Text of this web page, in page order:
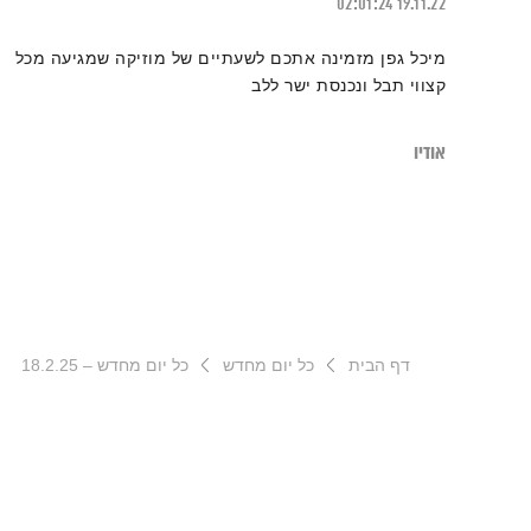
19.11.22
02:01:24
מיכל גפן מזמינה אתכם לשעתיים של מוזיקה שמגיעה מכל
קצווי תבל ונכנסת ישר ללב
אודיו
דף הבית כל יום מחדש כל יום מחדש – 18.2.25